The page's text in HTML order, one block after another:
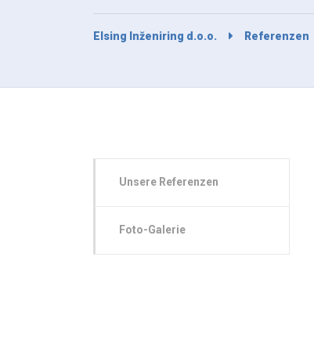
Elsing Inženiring d.o.o. Referenzen
Unsere Referenzen
Foto-Galerie